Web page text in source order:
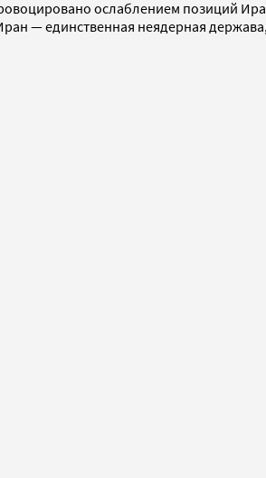
ослаблением позиций
— единственная неядерная